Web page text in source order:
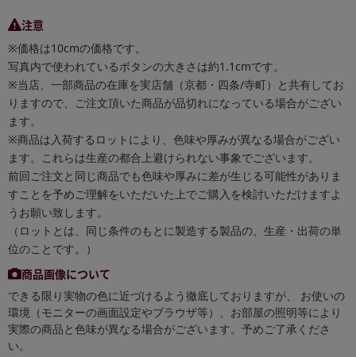
注意
※価格は10cmの価格です。
写真内で使われているボタンの大きさは約1.1cmです。
※当店、一部商品の在庫を実店舗（京都・四条/寺町）と共有してお
りますので、ご注文頂いた商品が品切れになっている場合がござい
ます。
※商品は入荷するロットにより、色味や厚みが異なる場合がござい
ます。これらは生産の都合上避けられない事象でございます。
前回ご注文と同じ商品でも色味や厚みに差が生じる可能性がありま
すことを予めご理解をいただいた上でご購入を検討いただけますよ
うお願い致します。
（ロットとは、同じ条件のもとに製造する製品の、生産・出荷の単
位のことです。）
商品画像について
できる限り実物の色に近づけるよう徹底しておりますが、 お使いの
環境（モニターの画面設定やブラウザ等）、お部屋の照明等により
実際の商品と色味が異なる場合がございます。予めご了承くださ
い。